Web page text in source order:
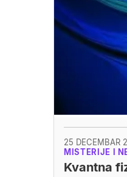
25 DECEMBAR
MISTERIJE I
Kvantna